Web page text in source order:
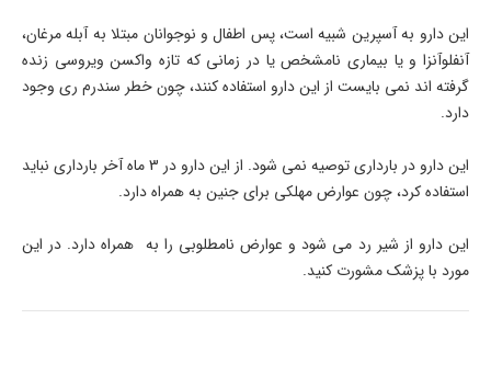
این دارو به آسپرین شبیه است، پس اطفال و نوجوانان مبتلا به آبله مرغان،
آنفلوآنزا و یا بیماری نامشخص یا در زمانی که تازه واکسن ویروسی زنده
گرفته اند نمی بایست از این دارو استفاده کنند، چون خطر سندرم ری وجود
دارد.
این دارو در بارداری توصیه نمی شود. از این دارو در 3 ماه آخر بارداری نباید
استفاده کرد، چون عوارض مهلکی برای جنین به همراه دارد.
این دارو از شیر رد می شود و عوارض نامطلوبی را به همراه دارد. در این
مورد با پزشک مشورت کنید.